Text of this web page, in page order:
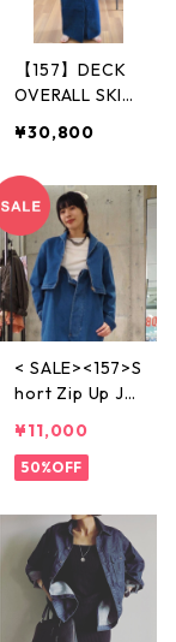
【157】DECK
OVERALL SKIR
ーオール スカ
ート / 157F505
ーDARK BLUE
¥30,800
< SALE><157>S
hort Zip Up Ja
ジップアップジ
ャケット【BLU
BN4124
¥11,000
50%OFF